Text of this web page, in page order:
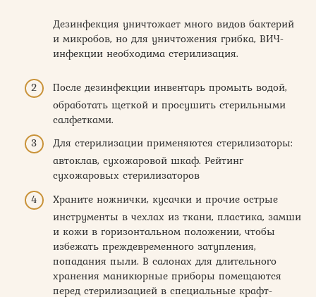
Дезинфекция уничтожает много видов бактерий
и микробов, но для уничтожения грибка, ВИЧ-
инфекции необходима стерилизация.
После дезинфекции инвентарь промыть водой,
обработать щеткой и просушить стерильными
салфетками.
Для стерилизации применяются стерилизаторы:
автоклав, сухожаровой шкаф. Рейтинг
сухожаровых стерилизаторов
Храните ножнички, кусачки и прочие острые
инструменты в чехлах из ткани, пластика, замши
и кожи в горизонтальном положении, чтобы
избежать преждевременного затупления,
попадания пыли. В салонах для длительного
хранения маникюрные приборы помещаются
перед стерилизацией в специальные крафт-